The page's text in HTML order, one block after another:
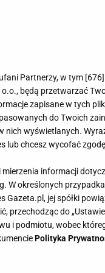
piachu i
Partnerzy, w tym [676
będą przetwarzać
zapisane w tych
do Twoich
nich wyświetlanych.
lub chcesz wycofać
informacji
W określonych
jej spółki
przechodząc do
i podmiotu, wobec
Polityka